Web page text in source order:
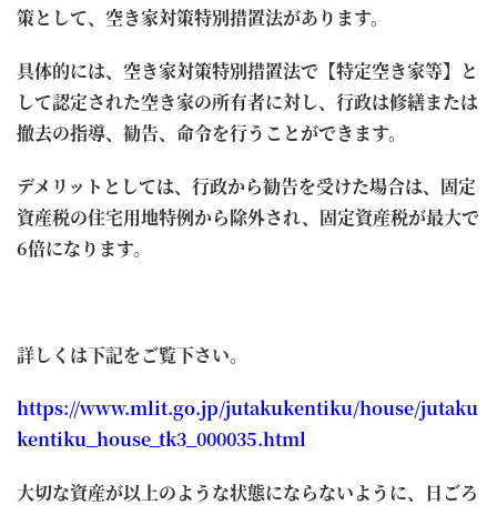
策として、空き家対策特別措置法があります。
具体的には、空き家対策特別措置法で【特定空き家等】と
して認定された空き家の所有者に対し、行政は修繕または
撤去の指導、勧告、命令を行うことができます。
デメリットとしては、行政から勧告を受けた場合は、固定
資産税の住宅用地特例から除外され、固定資産税が最大で
6倍になります。
詳しくは下記をご覧下さい。
https://www.mlit.go.jp/jutakukentiku/house/jutaku
kentiku_house_tk3_000035.html
大切な資産が以上のような状態にならないように、日ごろ